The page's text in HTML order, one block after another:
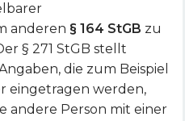
anderen § 164 StGB zu
§ 271 StGB stellt
die zum Beispiel
eingetragen werden,
andere Person mit einer